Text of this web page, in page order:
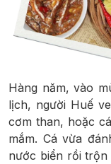
Hàng năm, vào
lịch, người Huế
cơm than, hoặc
mắm. Cá vừa
nước biển rồi trộn